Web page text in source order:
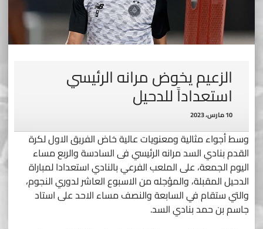
الزعيم يخوض مرانه الرئيسي
استعداداً للدحيل
10 مارس، 2023
وسط أجواء مثالية ومعنويات عالية خاض الفريق الاول لكرة
القدم بنادي السد مرانه الرئيسي فى السادسة والربع مساء
اليوم الجمعة، على الملعب الفرعي بالنادي استعدادا لمباراة
الدحيل المقبلة، والمؤجله من الاسبوع العاشر لدوري النجوم،
والتي ستقام في السابعة والنصف مساء الاحد على استاد
جاسم بن حمد بنادي السد.